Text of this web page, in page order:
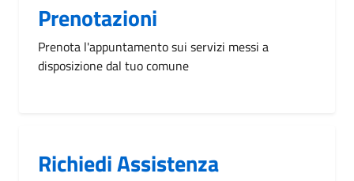
Prenotazioni
Prenota l'appuntamento sui servizi messi a
disposizione dal tuo comune
Richiedi Assistenza